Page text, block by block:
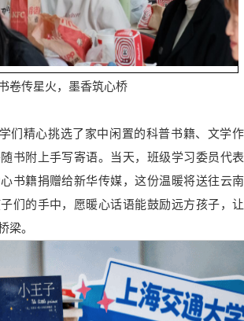
卷传星火，墨香筑心桥
们精心挑选了家中闲置的科普书籍、文学作
书附上手写寄语。当天，班级学习委员代表
书籍捐赠给新华传媒，这份温暖将送往云南
们的手中，愿暖心话语能鼓励远方孩子，让
梁。